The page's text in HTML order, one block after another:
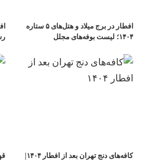
افطار در برج میلاد و هتل‌های ۵ ستاره
۱۴۰۴؛ لیست بوفه‌های مجلل
کافه‌های دنج تهران بعد از افطار ۱۴۰۴|